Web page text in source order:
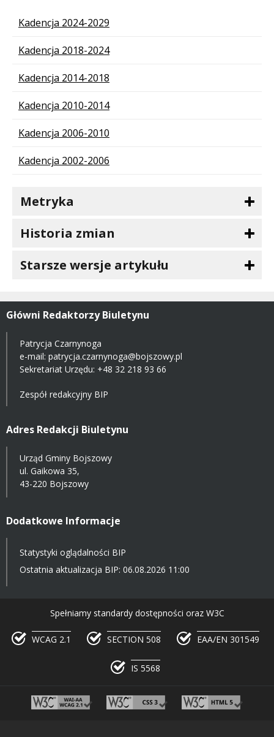
Lista stron
Kadencja 2024-2029
Kadencja 2018-2024
Kadencja 2014-2018
Kadencja 2010-2014
Kadencja 2006-2010
Kadencja 2002-2006
Metryka
Historia zmian
Starsze wersje artykułu
Główni Redaktorzy Biuletynu
Patrycja Czarnynoga
e-mail: patrycja.czarnynoga@bojszowy.pl
Sekretariat Urzędu: +48 32 218 93 66
Zespół redakcyjny BIP
Adres Redakcji Biuletynu
Urząd Gminy Bojszowy
ul. Gaikowa 35,
43-220 Bojszowy
Dodatkowe Informacje
Statystyki oglądalności BIP
Ostatnia aktualizacja BIP: 06.08.2026 11:00
Spełniamy standardy dostępności oraz W3C
WCAG 2.1 SECTION 508 EAA/EN 301549
IS 5568